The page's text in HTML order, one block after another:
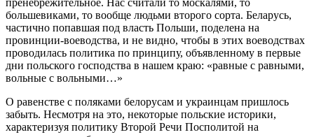
большевиками, то вообще людьми второго сорта. Беларусь,
частично попавшая под власть Польши, поделена на
провинции-воеводства, и не видно, чтобы в этих воеводствах
проводилась политика по принципу, объявленному в первые
дни польского господства в нашем краю: «равные с равными,
вольные с вольными…»
О равенстве с поляками белорусам и украинцам пришлось
забыть. Несмотря на это, некоторые польские историки,
характеризуя политику Второй Речи Посполитой на